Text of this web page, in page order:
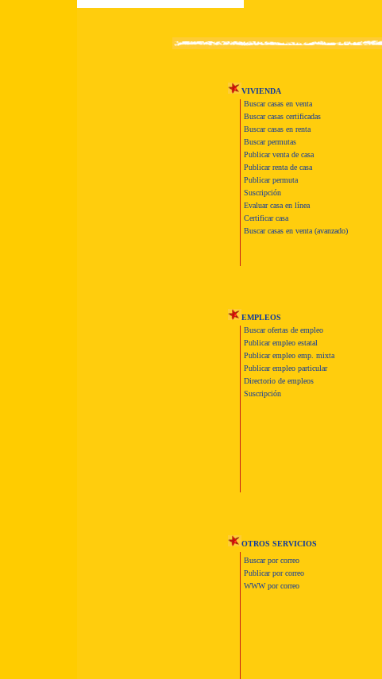
VIVIENDA
Buscar casas en venta
Buscar casas certificadas
Buscar casas en renta
Buscar permutas
Publicar venta de casa
Publicar renta de casa
Publicar permuta
Suscripción
Evaluar casa en línea
Certificar casa
Buscar casas en venta (avanzado)
EMPLEOS
Buscar ofertas de empleo
Publicar empleo estatal
Publicar empleo emp. mixta
Publicar empleo particular
Directorio de empleos
Suscripción
OTROS SERVICIOS
Buscar por correo
Publicar por correo
WWW por correo